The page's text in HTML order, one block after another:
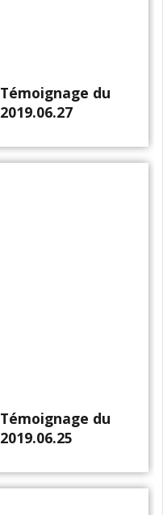
Témoignage du
2019.06.27
Témoignage du
2019.06.25